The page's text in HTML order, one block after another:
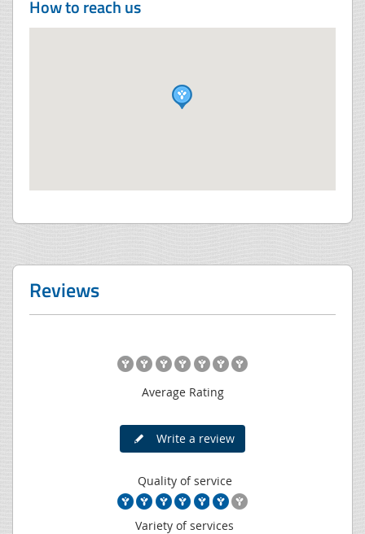
How to reach us
Reviews
Average Rating
Write a review
Quality of service
Variety of services